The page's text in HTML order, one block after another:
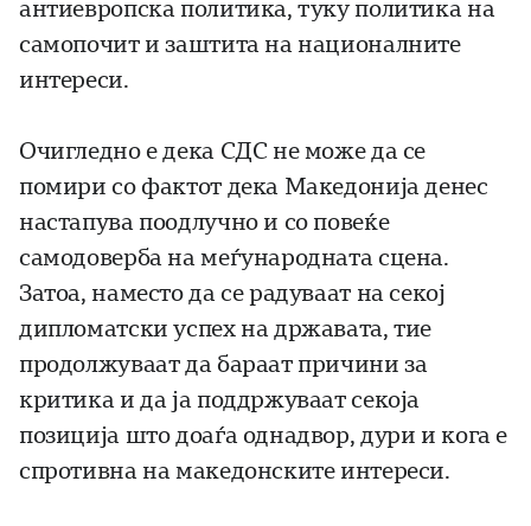
антиевропска политика, туку политика на
самопочит и заштита на националните
интереси.
Очигледно е дека СДС не може да се
помири со фактот дека Македонија денес
настапува поодлучно и со повеќе
самодоверба на меѓународната сцена.
Затоа, наместо да се радуваат на секој
дипломатски успех на државата, тие
продолжуваат да бараат причини за
критика и да ја поддржуваат секоја
позиција што доаѓа однадвор, дури и кога е
спротивна на македонските интереси.